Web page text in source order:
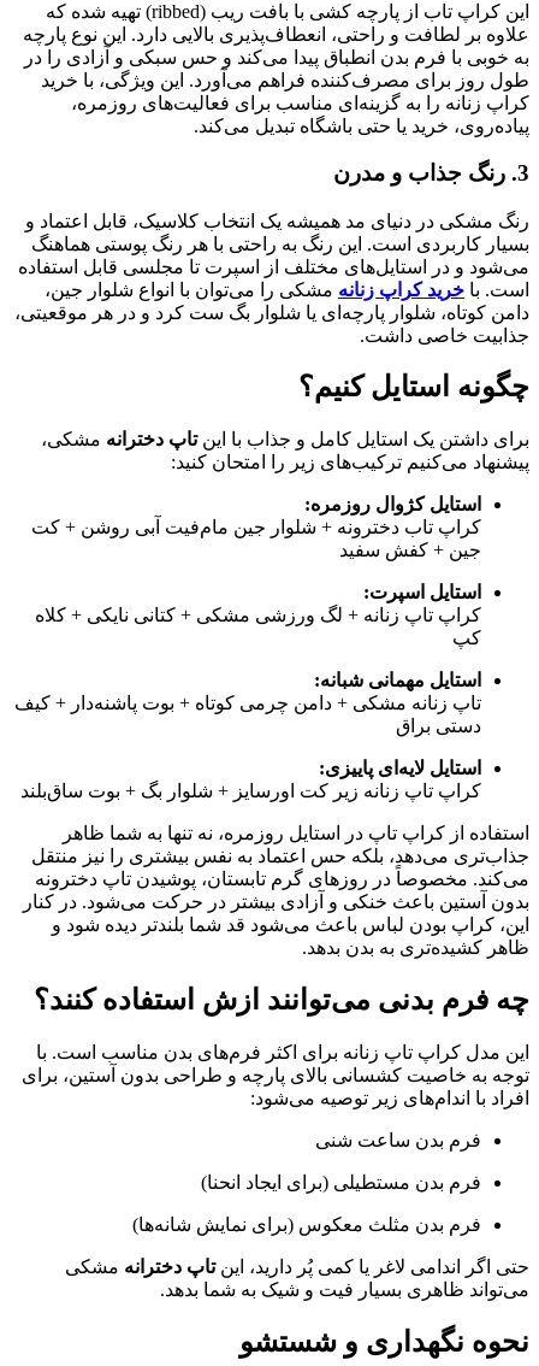
این کراپ تاب از پارچه کشی با بافت ریب (ribbed) تهیه شده که
علاوه بر لطافت و راحتی، انعطاف‌پذیری بالایی دارد. این نوع پارچه
به خوبی با فرم بدن انطباق پیدا می‌کند و حس سبکی و آزادی را در
طول روز برای مصرف‌کننده فراهم می‌آورد. این ویژگی، با خرید
کراپ زنانه را به گزینه‌ای مناسب برای فعالیت‌های روزمره،
پیاده‌روی، خرید یا حتی باشگاه تبدیل می‌کند.
3. رنگ جذاب و مدرن
رنگ مشکی در دنیای مد همیشه یک انتخاب کلاسیک، قابل اعتماد و
بسیار کاربردی است. این رنگ به راحتی با هر رنگ پوستی هماهنگ
می‌شود و در استایل‌های مختلف از اسپرت تا مجلسی قابل استفاده
است. با خرید کراپ زنانه مشکی را می‌توان با انواع شلوار جین،
دامن کوتاه، شلوار پارچه‌ای یا شلوار بگ ست کرد و در هر موقعیتی،
جذابیت خاصی داشت.
چگونه استایل کنیم؟
برای داشتن یک استایل کامل و جذاب با اینتاپ دخترانه مشکی،
پیشنهاد می‌کنیم ترکیب‌های زیر را امتحان کنید:
استایلکژوال روزمره:
کراپ تاب دخترونه + شلوار جین مام‌فیت آبی روشن + کت
جین + کفش سفید
استایل اسپرت:
کراپ تاپ زنانه + لگ ورزشی مشکی + کتانی نایکی + کلاه
کپ
استایل مهمانی شبانه:
تاپ زنانه مشکی + دامن چرمی کوتاه + بوت پاشنه‌دار + کیف
دستی براق
استایل لایه‌ای پاییزی:
کراپ تاپ زنانه زیر کت اورسایز + شلوار بگ + بوت ساق‌بلند
استفاده از کراپ تاپ در استایل روزمره، نه تنها به شما ظاهر
جذاب‌تری می‌دهد، بلکه حس اعتماد به نفس بیشتری را نیز منتقل
می‌کند. مخصوصاً در روزهای گرم تابستان، پوشیدن تاپ دخترونه
بدون آستین باعث خنکی و آزادی بیشتر در حرکت می‌شود. در کنار
این، کراپ بودن لباس باعث می‌شود قد شما بلندتر دیده شود و
ظاهر کشیده‌تری به بدن بدهد.
چه فرم بدنی می‌توانند ازش استفادهکنند؟
این مدل کراپ تاپ زنانه برای اکثر فرم‌های بدن مناسب است. با
توجه به خاصیت کشسانی بالای پارچه و طراحی بدون آستین، برای
افراد با اندام‌های زیر توصیه می‌شود:
فرم بدن ساعت شنی
فرم بدن مستطیلی (برای ایجاد انحنا)
فرم بدن مثلث معکوس (برای نمایش شانه‌ها)
حتی اگر اندامی لاغر یا کمیپُر دارید، اینتاپ دخترانه مشکی
می‌تواند ظاهری بسیار فیت و شیک به شما بدهد.
نحوه نگهداری و شستشو